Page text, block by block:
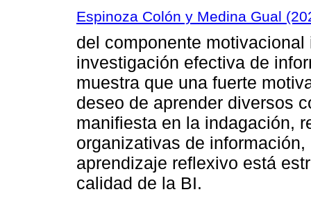
Espinoza Colón y Medina Gual
del componente
investigación efectiva de
muestra que una fuerte
deseo de aprender diversos
manifiesta en la indagación,
organizativas de
aprendizaje reflexivo está
calidad de la BI.